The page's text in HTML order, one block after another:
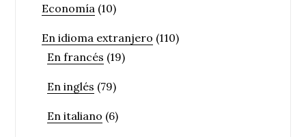
Economía (10)
En idioma extranjero (110)
En francés (19)
En inglés (79)
En italiano (6)